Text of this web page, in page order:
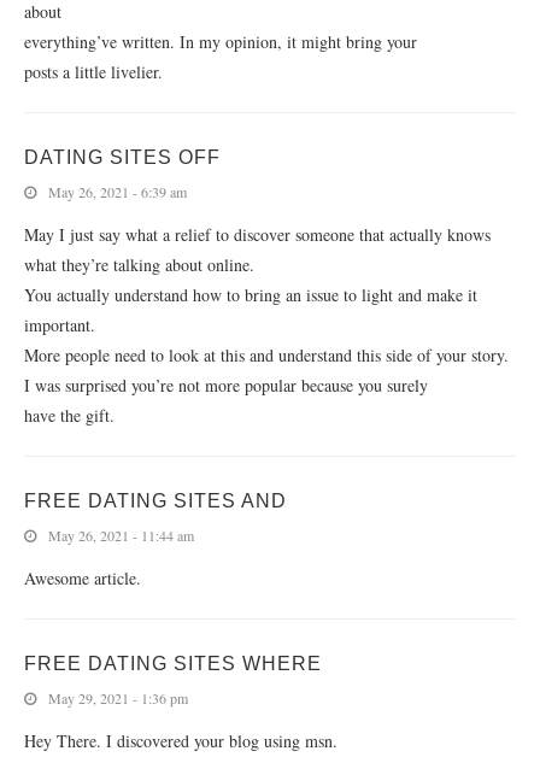
about
everything’ve written. In my opinion, it might bring your
posts a little livelier.
DATING SITES OFF
May 26, 2021 - 6:39 am
May I just say what a relief to discover someone that actually knows
what they’re talking about online.
You actually understand how to bring an issue to light and make it
important.
More people need to look at this and understand this side of your story.
I was surprised you’re not more popular because you surely
have the gift.
FREE DATING SITES AND
May 26, 2021 - 11:44 am
Awesome article.
FREE DATING SITES WHERE
May 29, 2021 - 1:36 pm
Hey There. I discovered your blog using msn.